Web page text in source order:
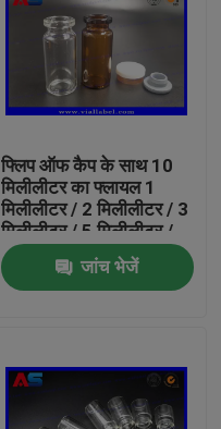
फ्लिप ऑफ कैप के साथ 10
मिलीलीटर का फ्लायल 1
मिलीलीटर / 2 मिलीलीटर / 3
मिलीलीटर / 5 मिलीलीटर /
10 मिलीलीटर क्षमता
जांच भेजें